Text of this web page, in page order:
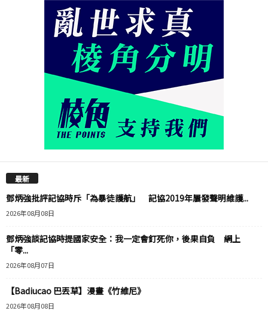
最新
鄧炳強批評記協時斥「為暴徒護航」 記協2019年屢發聲明維護...
2026年08月08日
鄧炳強談記協時提國家安全：我一定會釘死你，後果自負 網上
「零...
2026年08月07日
【Badiucao 巴丟草】漫畫《竹維尼》
2026年08月08日